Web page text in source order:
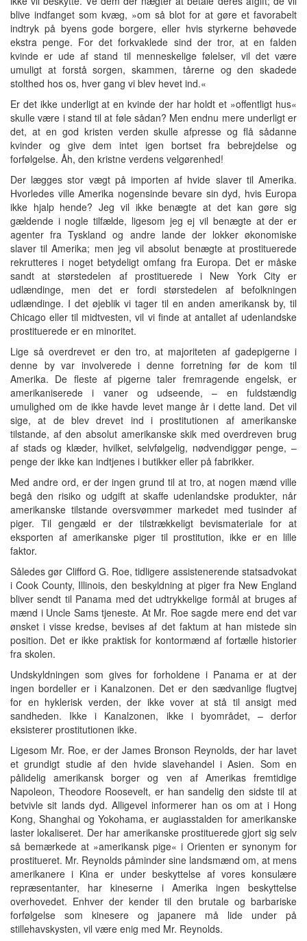
blive indfanget som kvæg, »om så blot for at gøre et favorabelt
indtryk på byens gode borgere, eller hvis styrkerne behøvede
ekstra penge. For det forkvaklede sind der tror, at en falden
kvinde er ude af stand til menneskelige følelser, vil det være
umuligt at forstå sorgen, skammen, tårerne og den skadede
stolthed hos os, hver gang vi blev hevet ind.«
Er det ikke underligt at en kvinde der har holdt et »offentligt hus«
skulle være i stand til at føle sådan? Men endnu mere underligt er
det, at en god kristen verden skulle afpresse og flå sådanne
kvinder og give dem intet igen bortset fra bebrejdelse og
forfølgelse. Åh, den kristne verdens velgørenhed!
Der lægges stor vægt på importen af hvide slaver til Amerika.
Hvorledes ville Amerika nogensinde bevare sin dyd, hvis Europa
ikke hjalp hende? Jeg vil ikke benægte at det kan gøre sig
gældende i nogle tilfælde, ligesom jeg ej vil benægte at der er
agenter fra Tyskland og andre lande der lokker økonomiske
slaver til Amerika; men jeg vil absolut benægte at prostituerede
rekrutteres i noget betydeligt omfang fra Europa. Det er måske
sandt at størstedelen af prostituerede i New York City er
udlændinge, men det er fordi størstedelen af befolkningen
udlændinge. I det øjeblik vi tager til en anden amerikansk by, til
Chicago eller til midtvesten, vil vi finde at antallet af udenlandske
prostituerede er en minoritet.
Lige så overdrevet er den tro, at majoriteten af gadepigerne i
denne by var involverede i denne forretning før de kom til
Amerika. De fleste af pigerne taler fremragende engelsk, er
amerikaniserede i vaner og udseende, – en fuldstændig
umulighed om de ikke havde levet mange år i dette land. Det vil
sige, at de blev drevet ind i prostitutionen af amerikanske
tilstande, af den absolut amerikanske skik med overdreven brug
af stads og klæder, hvilket, selvfølgelig, nødvendiggør penge, –
penge der ikke kan indtjenes i butikker eller på fabrikker.
Med andre ord, er der ingen grund til at tro, at nogen mænd ville
begå den risiko og udgift at skaffe udenlandske produkter, når
amerikanske tilstande oversvømmer markedet med tusinder af
piger. Til gengæld er der tilstrækkeligt bevismateriale for at
eksporten af amerikanske piger til prostitution, ikke er en lille
faktor.
Således gør Clifford G. Roe, tidligere assistenerende statsadvokat
i Cook County, Illinois, den beskyldning at piger fra New England
bliver sendt til Panama med det udtrykkelige formål at bruges af
mænd i Uncle Sams tjeneste. At Mr. Roe sagde mere end det var
ønsket i visse kredse, bevises af det faktum at han mistede sin
position. Det er ikke praktisk for kontormænd af fortælle historier
fra skolen.
Undskyldningen som gives for forholdene i Panama er at der
ingen bordeller er i Kanalzonen. Det er den sædvanlige flugtvej
for en hyklerisk verden, der ikke vover at stå til ansigt med
sandheden. Ikke i Kanalzonen, ikke i byområdet, – derfor
eksisterer prostitutionen ikke.
Ligesom Mr. Roe, er der James Bronson Reynolds, der har lavet
et grundigt studie af den hvide slavehandel i Asien. Som en
pålidelig amerikansk borger og ven af Amerikas fremtidige
Napoleon, Theodore Roosevelt, er han sandelig den sidste til at
betvivle sit lands dyd. Alligevel informerer han os om at i Hong
Kong, Shanghai og Yokohama, er augiasstalden for amerikanske
laster lokaliseret. Der har amerikanske prostituerede gjort sig selv
så bemærkede at »amerikansk pige« i Orienten er synonym for
prostitueret. Mr. Reynolds påminder sine landsmænd om, at mens
amerikanere i Kina er under beskyttelse af vores konsulære
repræsentanter, har kineserne i Amerika ingen beskyttelse
overhovedet. Enhver der kender til den brutale og barbariske
forfølgelse som kinesere og japanere må lide under på
stillehavskysten, vil være enig med Mr. Reynolds.